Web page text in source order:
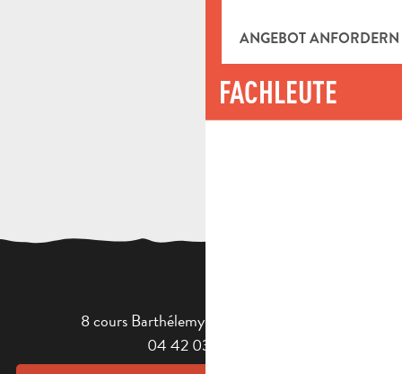
ANGEBOT ANFORDERN
FACHLEUTE
8 cours Barthélemy - 13400 Aubagne
04 42 03 49 98